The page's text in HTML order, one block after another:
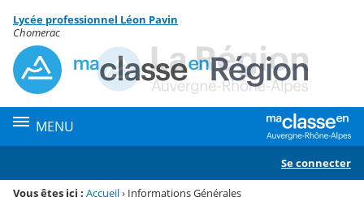
Menu de la rubrique
Contenu
Lycée professionnel Léon Pavin
Chomerac
MENU
Se connecter
Vous êtes ici : Accueil› Informations Générales